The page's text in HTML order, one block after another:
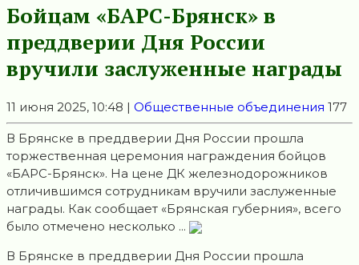
Бойцам «БАРС-Брянск» в
преддверии Дня России
вручили заслуженные награды
11 июня 2025, 10:48 | Общественные объединения 177
В Брянске в преддверии Дня России прошла
торжественная церемония награждения бойцов
«БАРС-Брянск». На цене ДК железнодорожников
отличившимся сотрудникам вручили заслуженные
награды. Как сообщает «Брянская губерния», всего
было отмечено несколько ...
В Брянске в преддверии Дня России прошла